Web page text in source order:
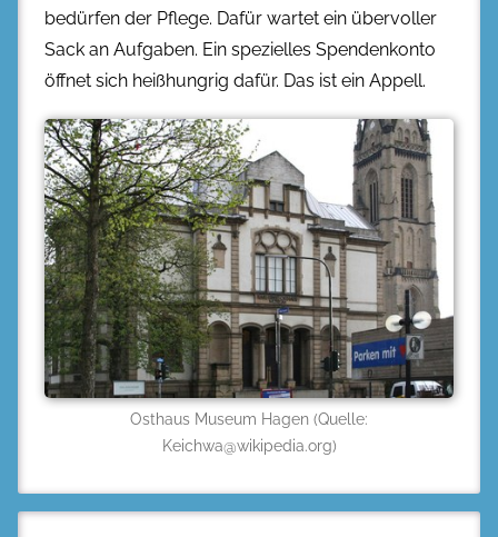
bedürfen der Pflege. Dafür wartet ein übervoller
Sack an Aufgaben. Ein spezielles Spendenkonto
öffnet sich heißhungrig dafür. Das ist ein Appell.
Osthaus Museum Hagen (Quelle:
Keichwa@wikipedia.org)